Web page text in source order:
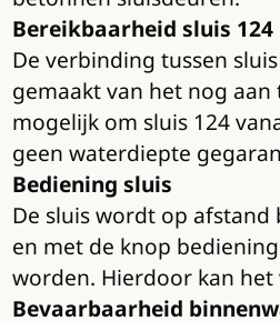
Bereikbaarheid sluis 124
De verbinding tussen
gemaakt van het nog
mogelijk om sluis 124
geen waterdiepte
Bediening sluis
De sluis wordt op afstand
en met de knop
worden. Hierdoor kan
Bevaarbaarheid